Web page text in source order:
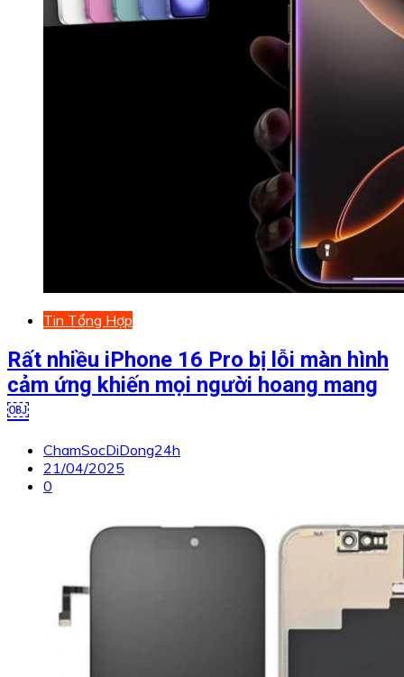
Tin Tổng Hợp
Rất nhiều iPhone 16 Pro bị lỗi màn hình
cảm ứng khiến mọi người hoang mang
￼
ChamSocDiDong24h
21/04/2025
0